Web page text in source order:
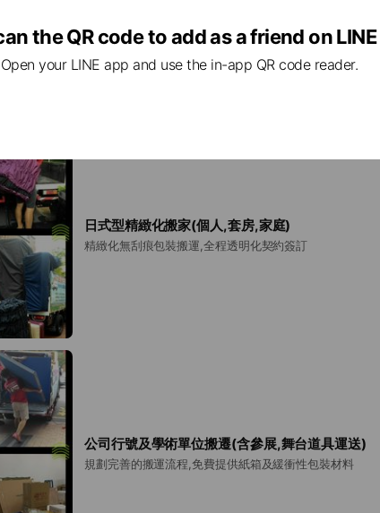
日式型精緻化搬家(個人,套房,家庭)
精緻化無刮痕包裝搬運,全程透明化契約簽訂
公司行號及學術單位搬遷(含參展,舞台道具運送)
規劃完善的搬運流程,免費提供紙箱及緩衝性包裝材料
the QR code to add as a friend on LINE
Open your LINE app and use the in-app QR code reader.